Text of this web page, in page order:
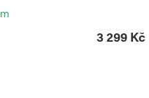
3 299 Kč